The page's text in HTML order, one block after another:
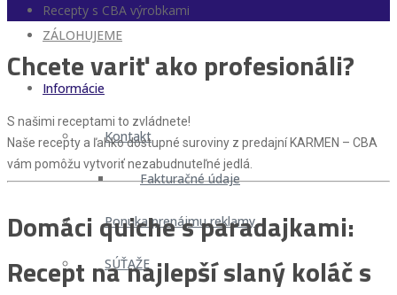
ZÁLOHUJEME
Informácie
Kontakt
Fakturačné údaje
Ponuka prenájmu reklamy
SÚŤAŽE
Recepty s CBA výrobkami
Chcete variť ako profesionáli?
S našimi receptami to zvládnete!
Naše recepty a ľahko dostupné suroviny z predajní KARMEN – CBA
vám pomôžu vytvoriť nezabudnuteľné jedlá.
Domáci quiche s paradajkami:
Recept na najlepší slaný koláč s